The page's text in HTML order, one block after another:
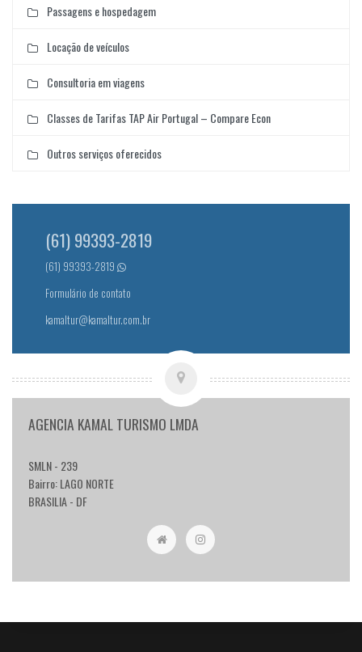
Passagens e hospedagem
Locação de veículos
Consultoria em viagens
Classes de Tarifas TAP Air Portugal – Compare Econ
Outros serviços oferecidos
(61) 99393-2819
(61) 99393-2819
Formulário de contato
kamaltur@kamaltur.com.br
AGENCIA KAMAL TURISMO LMDA
SMLN - 239
Bairro: LAGO NORTE
BRASILIA - DF